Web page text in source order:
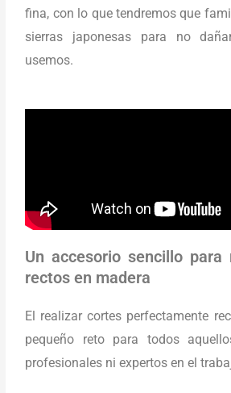
fina, con lo que tendremos que
sierras japonesas para no
usemos.
Un accesorio sencillo para
rectos en madera
El realizar cortes perfectamente
pequeño reto para todos
profesionales ni expertos en el